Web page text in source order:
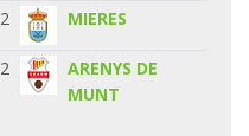
2 MIERES
2
ARENYS DE
MUNT